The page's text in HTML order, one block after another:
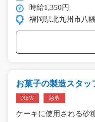
時給1,350円
福岡県北九州市八
お菓子の製造スタッ
NEW 急募
ケーキに使用される砂